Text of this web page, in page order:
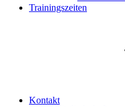
Trainingszeiten
Kontakt